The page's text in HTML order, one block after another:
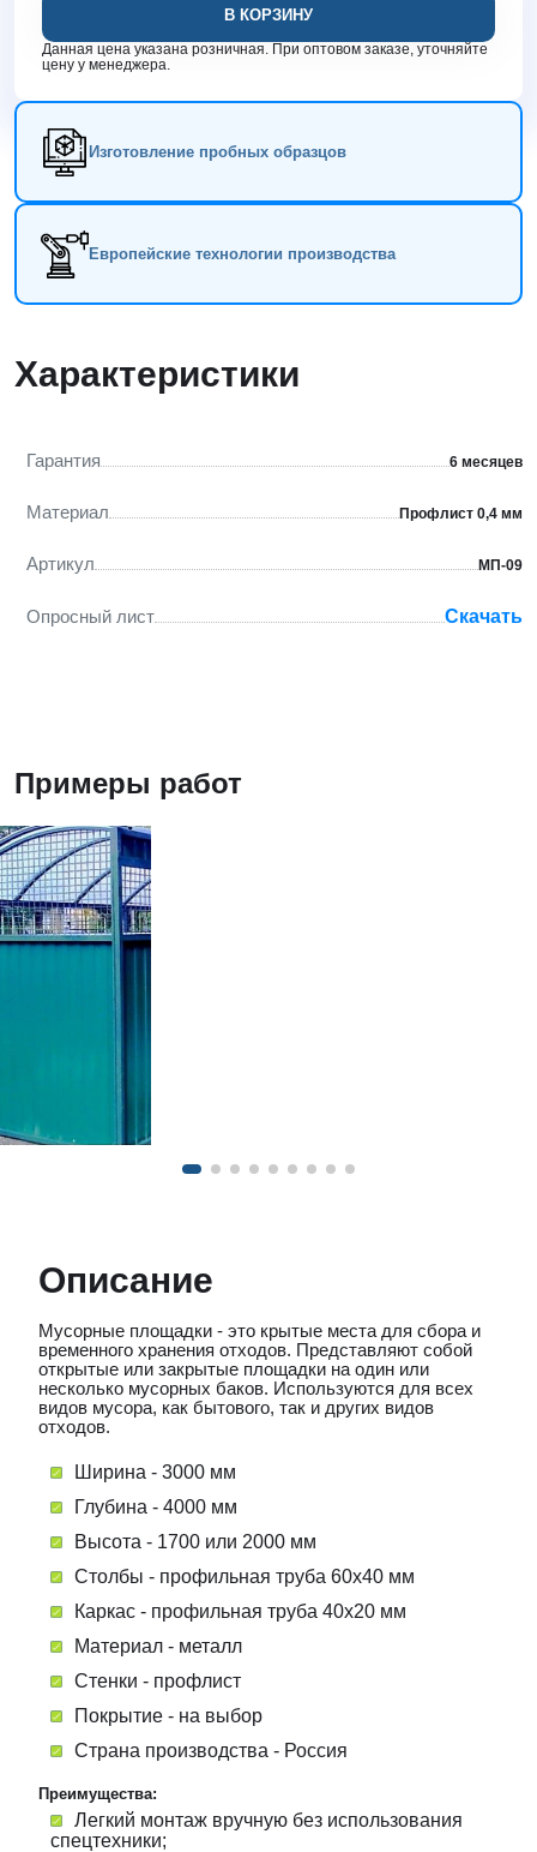
В КОРЗИНУ
Данная цена указана розничная. При оптовом заказе, уточняйте
цену у менеджера.
Изготовление пробных образцов
Европейские технологии производства
Характеристики
Гарантия 6 месяцев
Материал Профлист 0,4 мм
Артикул МП-09
Опросный лист Скачать
Примеры работ
Описание
Мусорные площадки - это крытые места для сбора и
временного хранения отходов. Представляют собой
открытые или закрытые площадки на один или
несколько мусорных баков. Используются для всех
видов мусора, как бытового, так и других видов
отходов.
Ширина - 3000 мм
Глубина - 4000 мм
Высота - 1700 или 2000 мм
Столбы - профильная труба 60х40 мм
Каркас - профильная труба 40х20 мм
Материал - металл
Стенки - профлист
Покрытие - на выбор
Страна производства - Россия
Преимущества:
Легкий монтаж вручную без использования
спецтехники;